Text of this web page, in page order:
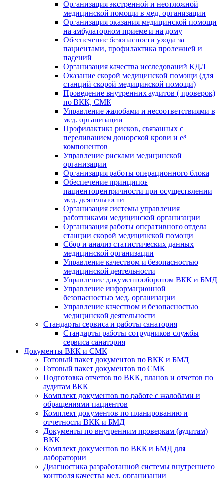
Организация экстренной и неотложной
медицинской помощи в мед. организации
Организация оказания медицинской помощи
на амбулаторном приеме и на дому
Обеспечение безопасности ухода за
пациентами, профилактика пролежней и
падений
Организация качества исследований КДЛ
Оказание скорой медицинской помощи (для
станций скорой медицинской помощи)
Проведение внутренних аудитов ( проверок)
по ВКК, СМК
Управление жалобами и несоответствиями в
мед. организации
Профилактика рисков, связанных с
переливанием донорской крови и её
компонентов
Управление рисками медицинской
организации
Организация работы операционного блока
Обеспечение принципов
пациентоцентричности при осуществлении
мед. деятельности
Организация системы управления
работниками медицинской организации
Организация работы оперативного отдела
станции скорой медицинской помощи
Сбор и анализ статистических данных
медицинской организации
Управление качеством и безопасностью
медицинской деятельности
Управление документооборотом ВКК и БМД
Управление информационной
безопасностью мед. организации
Управление качеством и безопасностью
медицинской деятельности
Стандарты сервиса и работы санатория
Стандарты работы сотрудников службы
сервиса санатория
Документы ВКК и СМК
Готовый пакет документов по ВКК и БМД
Готовый пакет документов по СМК
Подготовка отчетов по ВКК, планов и отчетов по
аудитам ВКК
Комплект документов по работе с жалобами и
обращениями пациентов
Комплект документов по планированию и
отчетности ВКК и БМД
Документы по внутренним проверкам (аудитам)
ВКК
Комплект документов по ВКК и БМД для
лаборатории
Диагностика разработанной системы внутреннего
контроля качества мед. организации